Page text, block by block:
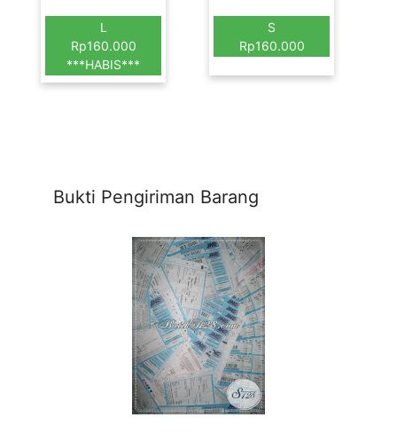
L
Rp160.000
***HABIS***
S
Rp160.000
Bukti Pengiriman Barang